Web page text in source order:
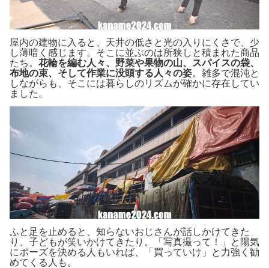
屋内の建物に入ると、天井の低さと光の入りにくさで、少
し薄暗く感じます。そこに並ぶのは所狭しと積まれた商品
たち。 花輪を編む人々、野菜や果物の山、スパイスの袋、
布地の束、そして作業に没頭する人々の姿。雑多で混沌と
しながらも、そこには暮らしのリズムが確かに存在してい
ました。
ふと足を止めると、知らないおじさんが話しかけてきた
り、子どもが笑いかけてきたり。「写真撮って！」と陽気
にポーズを決める人もいれば、「買っていけ」と力強く勧
めてくる人も。